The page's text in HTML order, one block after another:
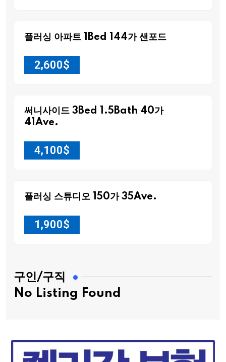
플러싱 아파트 1Bed 144가 샌포드
2,600$
써니사이드 3Bed 1.5Bath 40가
41Ave.
4,100$
플러싱 스튜디오 150가 35Ave.
1,900$
구인/구직
No Listing Found